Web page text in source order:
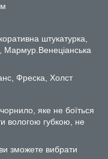
штукатурка,
Мармур.Венеціанська
Фреска, Холст
яке не боїться
вологою губкою, не
зможете вибрати